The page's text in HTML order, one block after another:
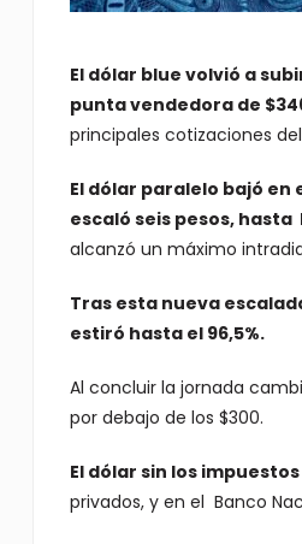
El dólar blue volvió a
punta vendedora de
principales cotizaciones
El dólar paralelo bajó en
escaló seis pesos,
alcanzó un máximo
Tras esta nueva
estiró hasta el 96,5%.
Al concluir la jornada
por debajo de los $300.
El dólar sin los
privados, y en el Banco